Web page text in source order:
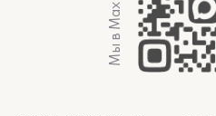
Мы в Max